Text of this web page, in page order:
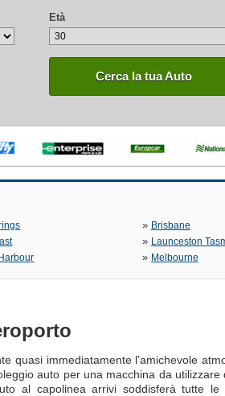
Età
Cerca la tua Auto
» Brisbane
» Launceston
» Melbourne
quasi immediatamente l'amichevole
auto per una macchina da utilizzare
al capolinea arrivi soddisferà tutte le